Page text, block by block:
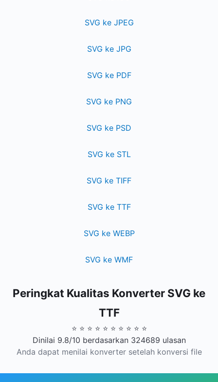
SVG ke JPEG
SVG ke JPG
SVG ke PDF
SVG ke PNG
SVG ke PSD
SVG ke STL
SVG ke TIFF
SVG ke TTF
SVG ke WEBP
SVG ke WMF
Peringkat Kualitas Konverter SVG ke
TTF
⭐ ⭐ ⭐ ⭐ ⭐ ⭐ ⭐ ⭐ ⭐ ⭐
Dinilai 9.8/10 berdasarkan 324689 ulasan
Anda dapat menilai konverter setelah konversi file